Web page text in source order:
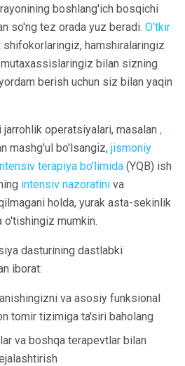
boshlang'ich bosqichi
so'ng tez orada yuz beradi. O'tkir
shifokorlaringiz, hamshiralaringiz
bilan sizning
berish uchun siz bilan yaqin
jarrohlik operatsiyalari, masalan ,
mashg'ul bo'lsangiz, jismoniy
terapiya bo'limida (YQB) ish
intensiv nazoratini va
holda, yurak asta-sekinlik
o'tishingiz mumkin.
dasturining dastlabki
iborat:
va asosiy funksional
tomir tizimiga ta'siri baholang
va boshqa terapevtlar bilan